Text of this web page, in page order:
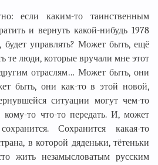
если каким-то таинственным
и вернуть какой-нибудь 1978
будет управлять? Может быть, ещё
те люди, которые вручали мне этот
отраслям… Может быть, они
быть, они как-то в этой новой,
ситуации могут чем-то
кому-то что-то передать. И, может
Сохранится какая-то
в которой дяденьки, тётеньки
жить незамысловатым русским